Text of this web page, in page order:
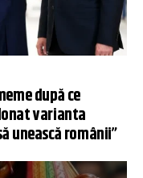
după ce
varianta
unească românii”